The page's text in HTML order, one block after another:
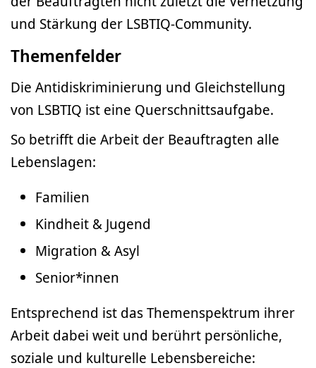
und Stärkung der LSBTIQ-Community.
Themenfelder
Die Antidiskriminierung und Gleichstellung
von LSBTIQ ist eine Querschnittsaufgabe.
So betrifft die Arbeit der Beauftragten alle
Lebenslagen:
Familien
Kindheit & Jugend
Migration & Asyl
Senior*innen
Entsprechend ist das Themenspektrum ihrer
Arbeit dabei weit und berührt persönliche,
soziale und kulturelle Lebensbereiche: